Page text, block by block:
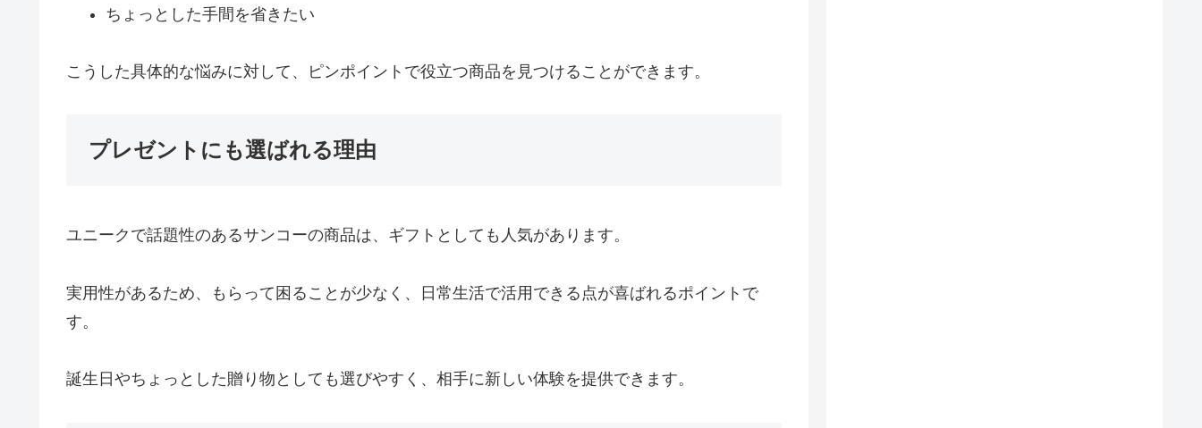
ちょっとした手間を省きたい
こうした具体的な悩みに対して、ピンポイントで役立つ商品を見つけることができます。
プレゼントにも選ばれる理由
ユニークで話題性のあるサンコーの商品は、ギフトとしても人気があります。
実用性があるため、もらって困ることが少なく、日常生活で活用できる点が喜ばれるポイントで
す。
誕生日やちょっとした贈り物としても選びやすく、相手に新しい体験を提供できます。